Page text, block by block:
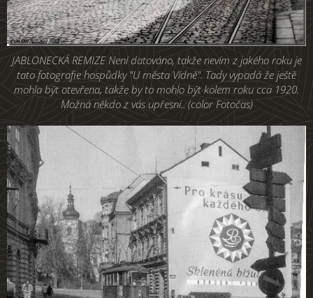
JABLONECKÁ REMIZE Není datováno, takže nevím z jakého roku je
tato fotografie hospůdky "U města Vídně". Tady vypadá že ještě
mohla být otevřena, takže by to mohlo být kolem roku cca 1920.
Možná někdo z vás upřesní.. (color Fotočas)